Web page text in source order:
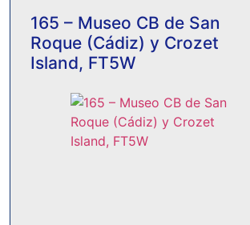
165 – Museo CB de San
Roque (Cádiz) y Crozet
Island, FT5W